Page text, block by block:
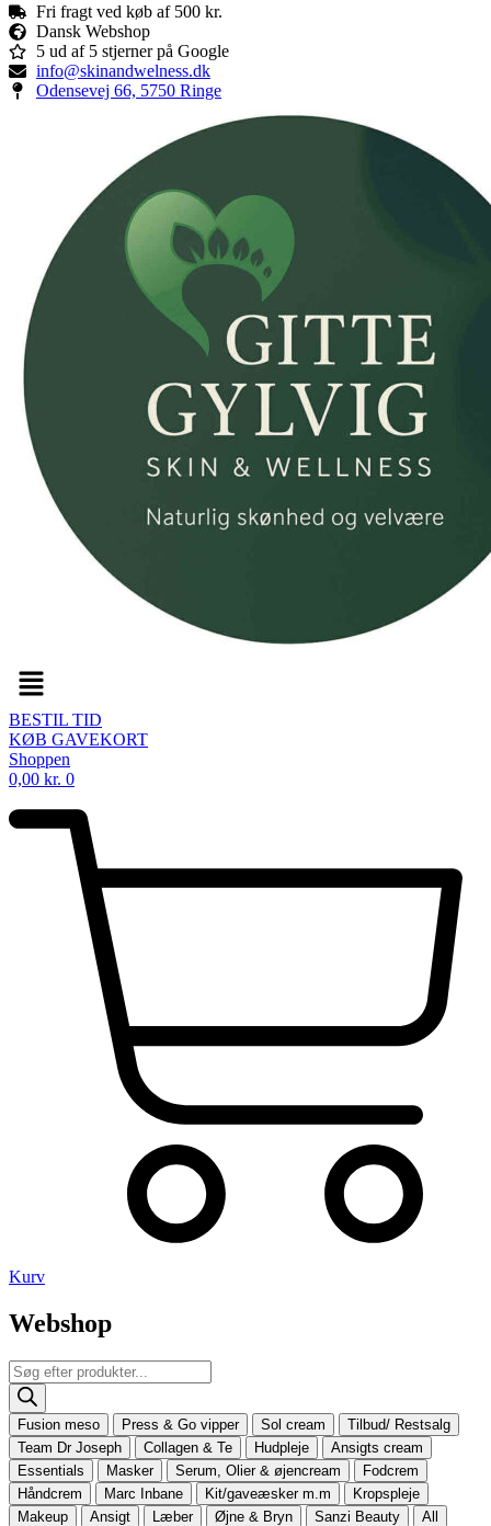
Fri fragt ved køb af 500 kr.
Dansk Webshop
5 ud af 5 stjerner på Google
info@skinandwelness.dk
Odensevej 66, 5750 Ringe
Menu
BESTIL TID
KØB GAVEKORT
Shoppen
0,00 kr. 0
Kurv
Webshop
Products
search
Fusion meso Press & Go vipper Sol cream
Tilbud/ Restsalg
Team Dr Joseph
Collagen & Te Hudpleje
Ansigts cream
Essentials
Masker Serum, Olier & øjencream
Fodcrem
Håndcrem
Marc Inbane Kit/gaveæsker m.m
Kropspleje
Makeup
Ansigt Læber Øjne & Bryn Sanzi Beauty All